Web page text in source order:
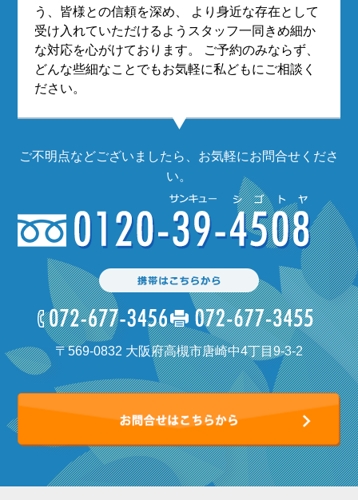
う、皆様との信頼を深め、
より身近な存在として
受け入れていただけるようスタッフ一同きめ細か
な対応を心がけております。
ご予約のみならず、
どんな些細なことでもお気軽に私どもにご相談く
ださい。
ご不明点などございましたら、お気軽にお問合せくださ
い。
〒569-0832 大阪府高槻市唐崎中4丁目9-3-2